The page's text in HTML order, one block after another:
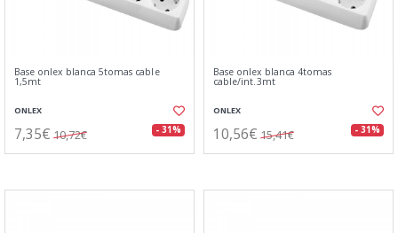
Base onlex blanca 5tomas cable
1,5mt
ONLEX
7,35€ 10,72€ - 31%
Base onlex blanca 4tomas
cable/int.3mt
ONLEX
10,56€ 15,41€ - 31%